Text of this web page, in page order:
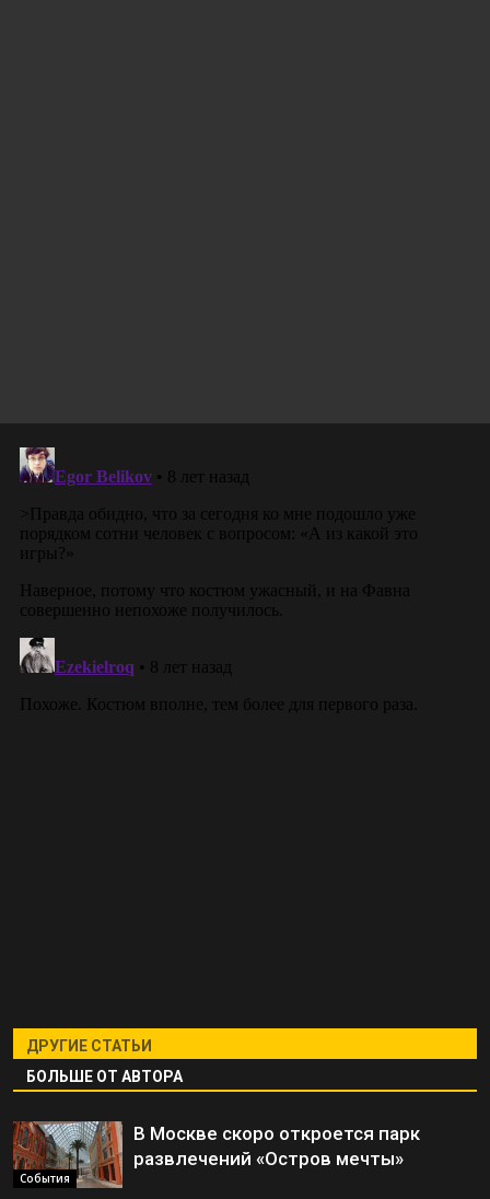
ДРУГИЕ СТАТЬИ
БОЛЬШЕ ОТ АВТОРА
События
В Москве скоро откроется парк
развлечений «Остров мечты»